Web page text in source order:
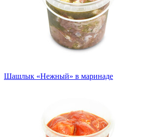
Шашлык «Нежный» в маринаде